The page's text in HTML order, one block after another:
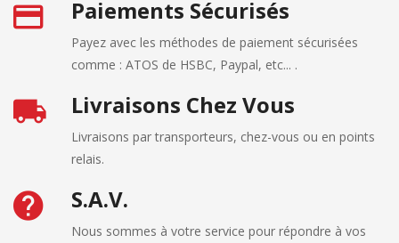
Paiements Sécurisés
Payez avec les méthodes de paiement sécurisées
comme : ATOS de HSBC, Paypal, etc... .
Livraisons Chez Vous
Livraisons par transporteurs, chez-vous ou en points
relais.
S.A.V.
Nous sommes à votre service pour répondre à vos